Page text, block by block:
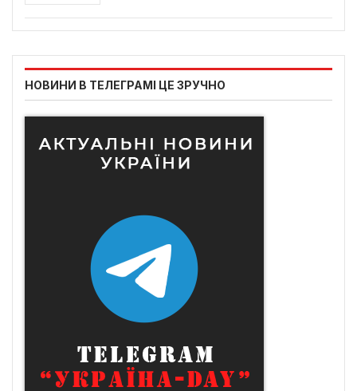
НОВИНИ В ТЕЛЕГРАМІ ЦЕ ЗРУЧНО